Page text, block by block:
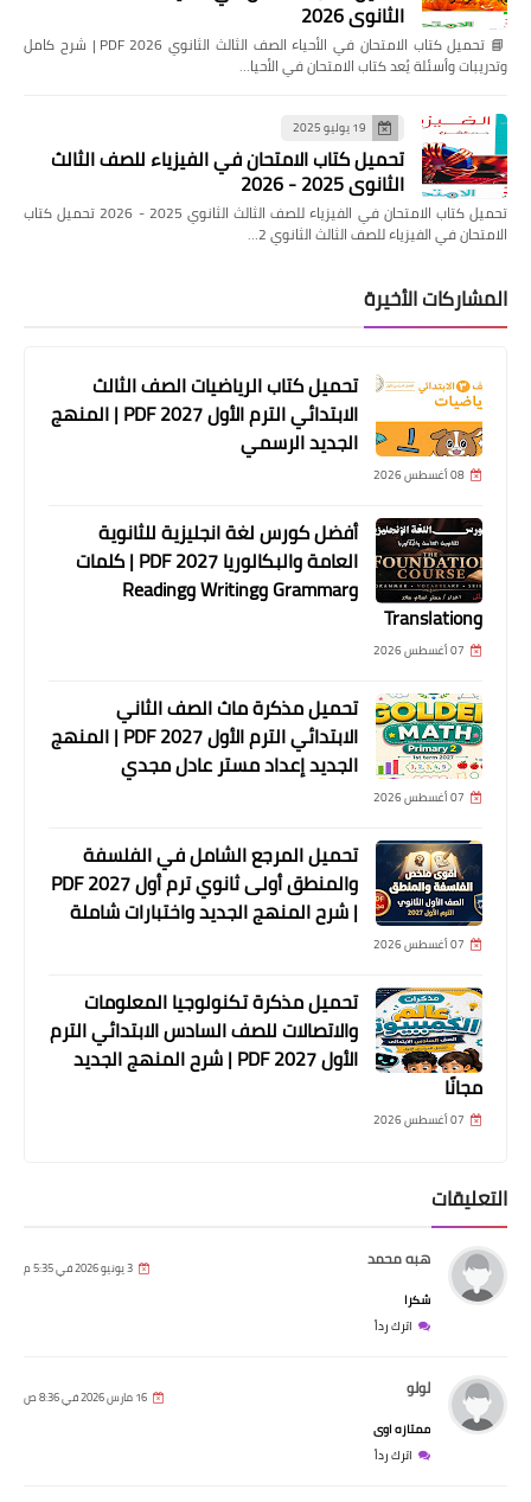
الثانوي 2026
📘 تحميل كتاب الامتحان في الأحياء الصف الثالث الثانوي 2026 PDF | شرح كامل
وتدريبات وأسئلة يُعد كتاب الامتحان في الأحيا…
19 يوليو 2025
تحميل كتاب الامتحان في الفيزياء للصف الثالث
الثانوي 2025 - 2026
تحميل كتاب الامتحان في الفيزياء للصف الثالث الثانوي 2025 - 2026 تحميل كتاب
الامتحان في الفيزياء للصف الثالث الثانوي 2…
المشاركات الأخيرة
تحميل كتاب الرياضيات الصف الثالث
الابتدائي الترم الأول 2027 PDF | المنهج
الجديد الرسمي
08 أغسطس 2026
أفضل كورس لغة انجليزية للثانوية
العامة والبكالوريا 2027 PDF | كلمات
وGrammar وWriting وReading
وTranslation
07 أغسطس 2026
تحميل مذكرة ماث الصف الثاني
الابتدائي الترم الأول 2027 PDF | المنهج
الجديد إعداد مستر عادل مجدي
07 أغسطس 2026
تحميل المرجع الشامل في الفلسفة
والمنطق أولى ثانوي ترم أول 2027 PDF
| شرح المنهج الجديد واختبارات شاملة
07 أغسطس 2026
تحميل مذكرة تكنولوجيا المعلومات
والاتصالات للصف السادس الابتدائي الترم
الأول 2027 PDF | شرح المنهج الجديد
مجانًا
07 أغسطس 2026
التعليقات
هبه محمد 3 يونيو 2026 في 5:35 م
شكرا
اترك رداً
لولو 16 مارس 2026 في 8:36 ص
ممتازه اوى
اترك رداً